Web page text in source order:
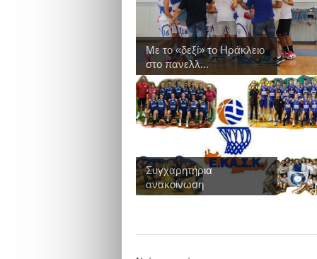
Με το «δεξί» το Ηράκλειο
στο πανελλ...
Συγχαρητήρια
ανακοίνωση